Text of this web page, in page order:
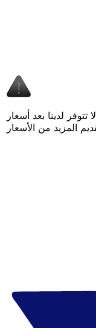
لا تتوفر لدينا بعد أسعار Banco Fortaleza لهذا الزوج من العملات، لكن لا يزال بإمكانك مقارنة عرض سعر من Banco Fortaleza بسعر Xe المباشر لمعرفة التوفير المحتمل. عد لاحقًا، فنحن نعمل باستمرار على